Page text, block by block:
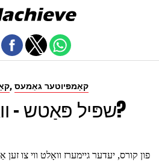
, קאָמפּיוטער גאַמעס
שפּיל פּאַטש - וואָס איז עס?
פון קורס, יעדער גיימערז וואָלט ווי צו